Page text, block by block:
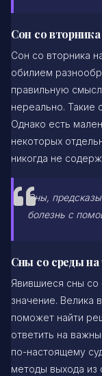
Сон со вторника
Сон со вторника
обилием
правильную
нереально. Такие
Однако есть
некоторых
никогда не
Сны,
болезнь с
Сны со среды на
Явившиеся сны
значение. Велика
поможет найти
ответить на
по-настоящему
методы выхода из